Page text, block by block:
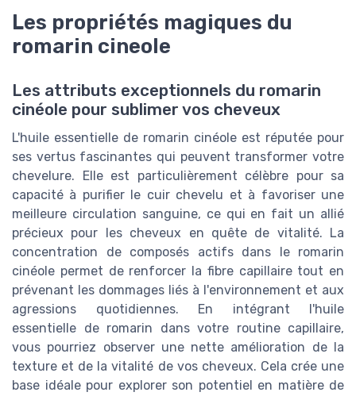
Les propriétés magiques du
romarin cineole
Les attributs exceptionnels du romarin
cinéole pour sublimer vos cheveux
L'huile essentielle de romarin cinéole est réputée pour
ses vertus fascinantes qui peuvent transformer votre
chevelure. Elle est particulièrement célèbre pour sa
capacité à purifier le cuir chevelu et à favoriser une
meilleure circulation sanguine, ce qui en fait un allié
précieux pour les cheveux en quête de vitalité. La
concentration de composés actifs dans le romarin
cinéole permet de renforcer la fibre capillaire tout en
prévenant les dommages liés à l'environnement et aux
agressions quotidiennes. En intégrant l'huile
essentielle de romarin dans votre routine capillaire,
vous pourriez observer une nette amélioration de la
texture et de la vitalité de vos cheveux. Cela crée une
base idéale pour explorer son potentiel en matière de